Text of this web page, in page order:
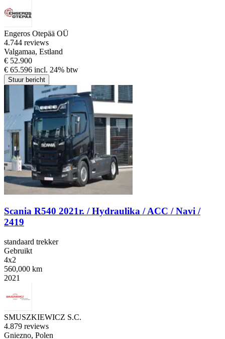
Engeros Otepää OÜ
4.744 reviews
Valgamaa, Estland
€ 52.900
€ 65.596 incl. 24% btw
Stuur bericht
Scania R540 2021r. / Hydraulika / ACC / Navi /
2419
standaard trekker
Gebruikt
4x2
560,000 km
2021
SMUSZKIEWICZ S.C.
4.879 reviews
Gniezno, Polen